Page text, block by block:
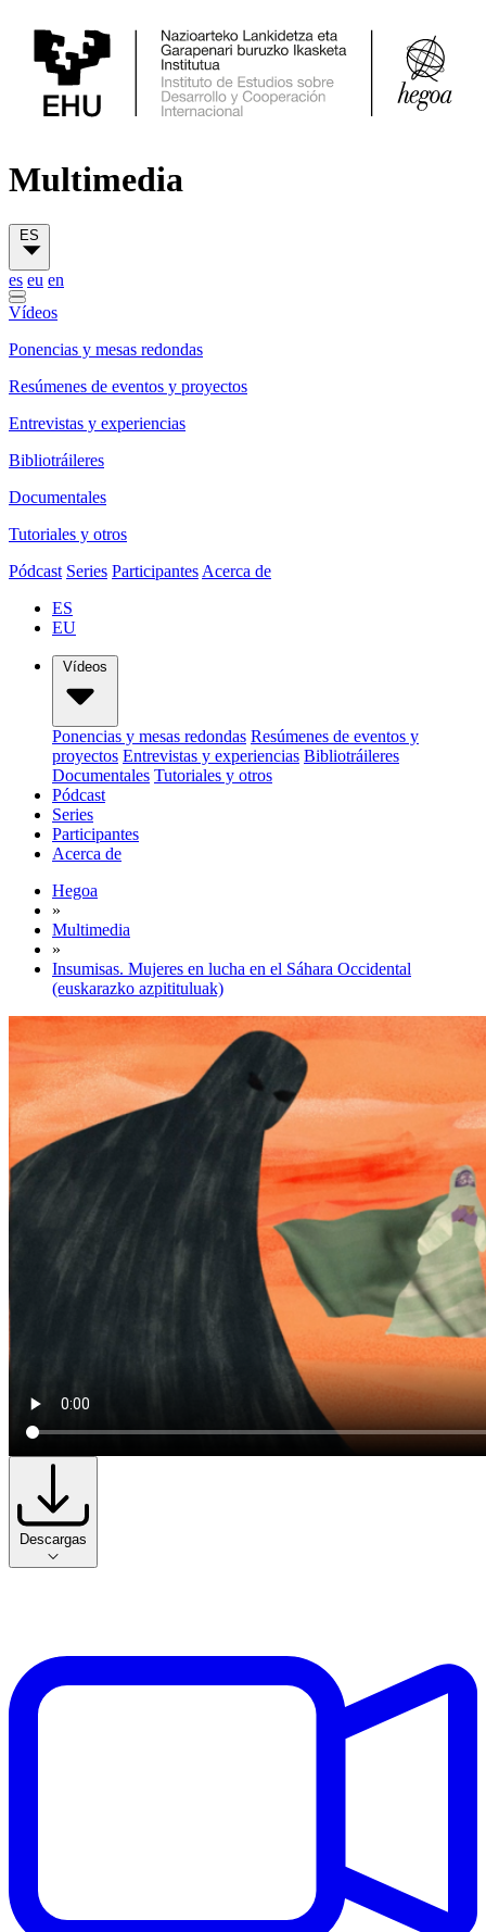
Multimedia
ES
es eu en
Vídeos
Ponencias y mesas redondas
Resúmenes de eventos y proyectos
Entrevistas y experiencias
Bibliotráileres
Documentales
Tutoriales y otros
Pódcast Series Participantes Acerca de
ES
EU
Vídeos
Ponencias y mesas redondas Resúmenes de eventos y
proyectos Entrevistas y experiencias Bibliotráileres
Documentales Tutoriales y otros
Pódcast
Series
Participantes
Acerca de
Hegoa
»
Multimedia
»
Insumisas. Mujeres en lucha en el Sáhara Occidental
(euskarazko azpitituluak)
Descargas